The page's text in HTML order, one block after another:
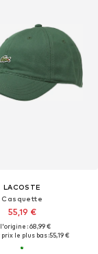
LACOSTE
Casquette
55,19 €
: 68,99 €
le plus bas :55,19 €